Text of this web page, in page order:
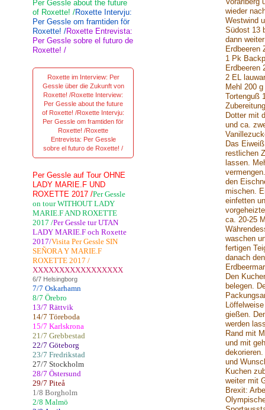
wieder
Westwind
Südost 13
dann
Erdbeeren
1 Pk
Erdbeeren
2 EL
Mehl 200
Tortenguß
Dotter mit
und ca.
Das
restlichen
lassen.
den
mischen.
einfetten
ca. 20-25
waschen
fertigen
danach
Den
belegen.
gießen.
werden
Rand mit
und mit
und
Kuchen
weiter mit
Brexit:
Per Gessle about the future
of Roxette! /Roxette Intervju:
Per Gessle om framtiden för
Roxette! /Roxette Entrevista:
Per Gessle sobre el futuro de
Roxette! /
Roxette im Interview: Per
Gessle über die Zukunft von
Roxette! /Roxette Interview:
Per Gessle about the future
of Roxette! /Roxette Intervju:
Per Gessle om framtiden för
Roxette! /Roxette
Entrevista: Per Gessle
sobre el futuro de Roxette! /
Per Gessle auf Tour OHNE
LADY MARIE.F UND
ROXETTE 2017 /Per Gessle
on tour WITHOUT LADY
MARIE.F AND ROXETTE
2017 /Per Gessle tur UTAN
LADY MARIE.F och Roxette
2017/Visita Per Gessle SIN
SEÑORA Y MARIE.F
ROXETTE 2017 /
XXXXXXXXXXXXXXXXX
6/7 Helsingborg
7/7 Oskarhamn
8/7 Örebro
13/7 Rättvik
14/7 Töreboda
15/7 Karlskrona
21/7 Grebbestad
22/7 Göteborg
23/7 Fredrikstad
27/7 Stockholm
28/7 Östersund
29/7 Piteå
1/8 Borgholm
2/8 Malmö